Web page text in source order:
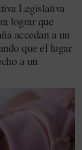
Legislativa
lograr que
accedan a un
que el lugar
a un